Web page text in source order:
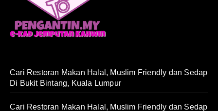
Cari Restoran Makan Halal, Muslim Friendly dan Sedap
Di Bukit Bintang, Kuala Lumpur
Cari Restoran Makan Halal, Muslim Friendly dan Sedap